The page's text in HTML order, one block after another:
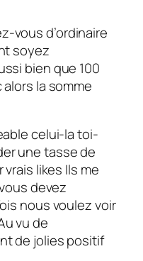
vous d’ordinaire
soyez
bien que 100
la somme
celui-la toi-
une tasse de
likes Ils me
devez
nous voulez voir
vu de
de jolies positif